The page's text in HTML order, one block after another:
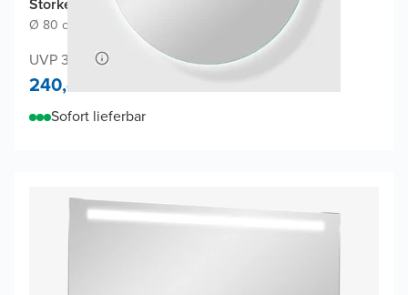
Ø 80 cm Spiegel ohne Rahmen
UVP 390,-
240,-
Sofort lieferbar